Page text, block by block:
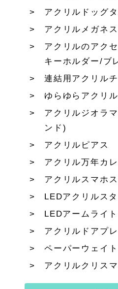
アクリルドッグ
アクリルメガネ
アクリルのアク
キーホルダー/ブ
連結用アクリル
ゆらゆらアクリ
アクリルジオラ
ンド)
アクリルピアス
アクリル万年カ
アクリルスマホ
LEDアクリルス
LEDアームライト
アクリルドアプレ
ペーパーウェイト
アクリルクリス